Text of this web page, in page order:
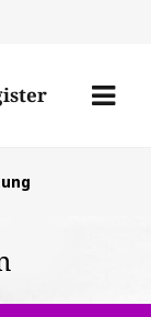
den
Menü